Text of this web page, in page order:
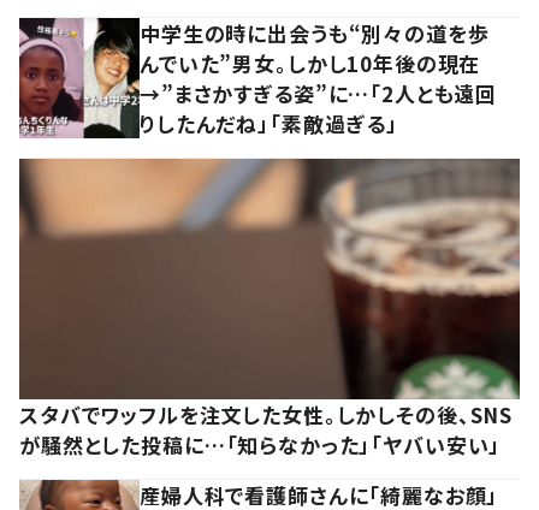
中学生の時に出会うも“別々の道を歩
んでいた”男女。しかし10年後の現在
→”まさかすぎる姿”に…「2人とも遠回
りしたんだね」「素敵過ぎる」
スタバでワッフルを注文した女性。しかしその後、SNS
が騒然とした投稿に…「知らなかった」「ヤバい安い」
産婦人科で看護師さんに「綺麗なお顔」